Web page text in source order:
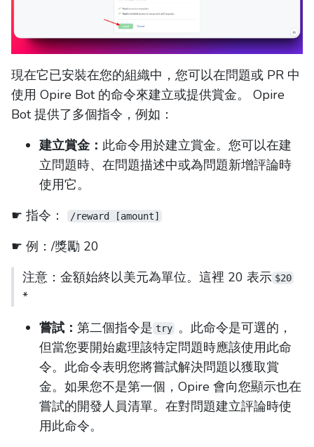
現在它已安裝在您的組織中，您可以在問題或 PR 中
使用 Opire Bot 的命令來建立或提供賞金。 Opire
Bot 提供了多個指令，例如：
建立賞金： 此命令用於建立賞金。您可以在建
立問題時、在問題描述中或為問題新增評論時
使用它。
☛ 指令：
/reward [amount]
☛ 例：/獎勵 20
注意：金額始終以美元為單位。這裡 20 表示 $20
*
嘗試： 第二個指令是 try 。此命令是可選的，
但當您要開始處理該特定問題時應該使用此命
令。此命令表明您將嘗試解決問題以獲取賞
金。如果您不是第一個，Opire 會向您顯示也在
嘗試的開發人員清單。在對問題建立評論時使
用此命令。